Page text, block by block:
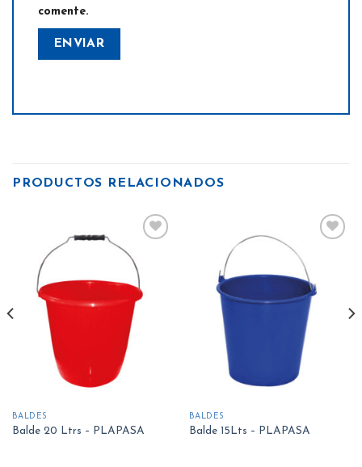
comente.
PRODUCTOS RELACIONADOS
Añadir
a la
lista
BALDES
Balde 20 Ltrs – PLAPASA
BALDES
Balde 15Lts – PLAPASA